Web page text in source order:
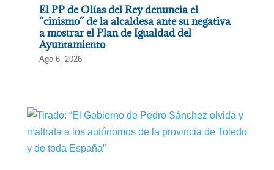
El PP de Olías del Rey denuncia el
“cinismo” de la alcaldesa ante su negativa
a mostrar el Plan de Igualdad del
Ayuntamiento
Ago 6, 2026